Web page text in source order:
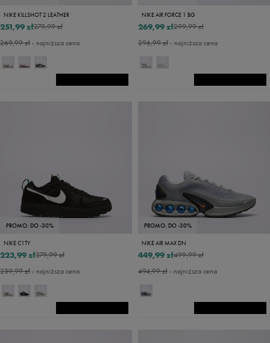
NIKE KILLSHOT 2 LEATHER
279,99 zł
251,99 zł
269,99 zł- najniższa cena
NIKE AIR FORCE 1 BG
299,99 zł
269,99 zł
296,99 zł- najniższa cena
PROMO: DO -30%
NIKE C1TY
279,99 zł
223,99 zł
239,99 zł- najniższa cena
PROMO: DO -30%
NIKE AIR MAX DN
499,99 zł
449,99 zł
494,99 zł- najniższa cena